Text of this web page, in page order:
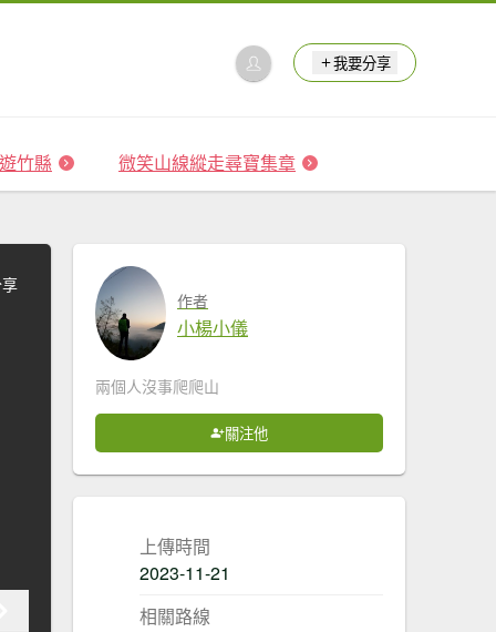
我要分享
竹縣 微笑山線縱走尋寶集章
作者
小楊小儀
兩個人沒事爬爬山
關注他
上傳時間
2023-11-21
相關路線